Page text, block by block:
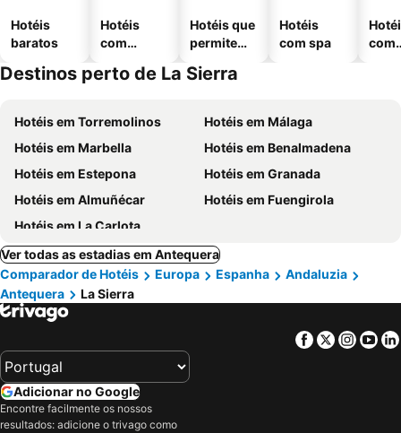
Hotéis
baratos
Hotéis
com
Hotéis que
permitem
Hotéis
com spa
com
Destinos perto de La Sierra
Hotéis em Torremolinos
Hotéis em Málaga
Hotéis em Marbella
Hotéis em Benalmadena
Hotéis em Estepona
Hotéis em Granada
Hotéis em Almuñécar
Hotéis em Fuengirola
Hotéis em La Carlota
Ver todas as estadias em Antequera
Comparador de Hotéis
Europa Espanha
Andaluzia
Antequera
La Sierra
Facebook
Twitter
Adicionar no Google
Encontre facilmente os nossos
resultados: adicione o trivago como